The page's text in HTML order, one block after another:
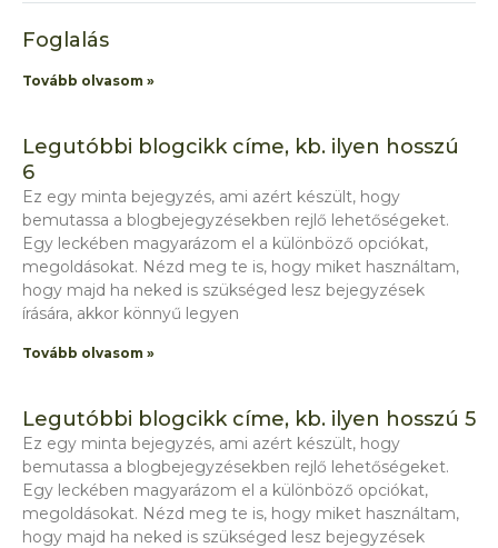
Foglalás
Tovább olvasom »
Legutóbbi blogcikk címe, kb. ilyen hosszú
6
Ez egy minta bejegyzés, ami azért készült, hogy
bemutassa a blogbejegyzésekben rejlő lehetőségeket.
Egy leckében magyarázom el a különböző opciókat,
megoldásokat. Nézd meg te is, hogy miket használtam,
hogy majd ha neked is szükséged lesz bejegyzések
írására, akkor könnyű legyen
Tovább olvasom »
Legutóbbi blogcikk címe, kb. ilyen hosszú 5
Ez egy minta bejegyzés, ami azért készült, hogy
bemutassa a blogbejegyzésekben rejlő lehetőségeket.
Egy leckében magyarázom el a különböző opciókat,
megoldásokat. Nézd meg te is, hogy miket használtam,
hogy majd ha neked is szükséged lesz bejegyzések